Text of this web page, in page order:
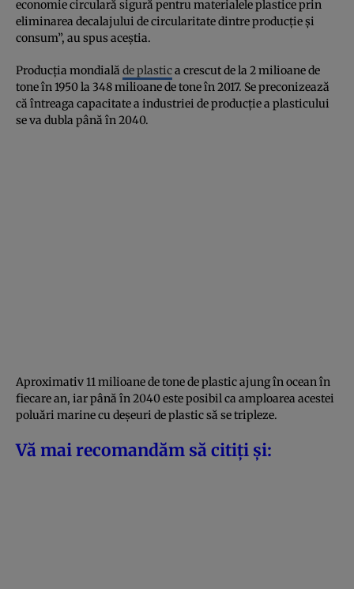
economie circulară sigură pentru materialele plastice prin
eliminarea decalajului de circularitate dintre producție și
consum”, au spus aceștia.
Producția mondială de plastica crescut de la 2 milioane de
tone în 1950 la 348 milioane de tone în 2017. Se preconizează
că întreaga capacitate a industriei de producție a plasticului
se va dubla până în 2040.
Aproximativ 11 milioane de tone de plastic ajung în ocean în
fiecare an, iar până în 2040 este posibil ca amploarea acestei
poluări marine cu deșeuri de plastic să se tripleze.
Vă mai recomandăm să citiți și: